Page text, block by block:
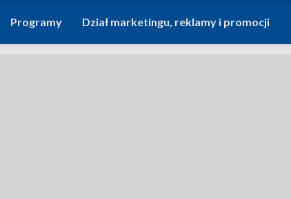
Programy Dział marketingu, reklamy i promocji